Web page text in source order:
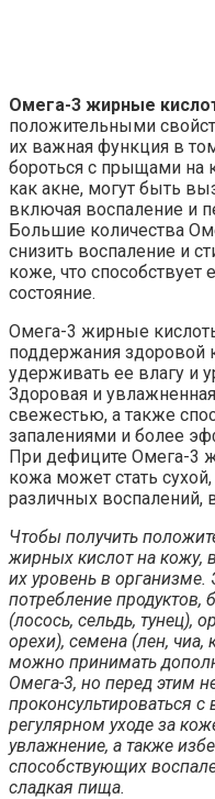
Омега-3 жирные
положительными
их важная функция в
бороться с прыщами на
как акне, могут быть
включая воспаление и
Большие количества
снизить воспаление и
коже, что
состояние.
Омега-3 жирные
поддержания здоровой
удерживать ее влагу и
Здоровая и
свежестью, а также
запалениями и более
При дефиците Омега-3
кожа может стать
различных
Чтобы получить
жирных кислот на кожу,
их уровень в организме.
потребление продуктов,
(лосось, сельдь, тунец),
орехи), семена (лен, чиа,
можно принимать
Омега-3, но перед этим
проконсультироваться
регулярном уходе за
увлажнение, а также
способствующих
сладкая пища.